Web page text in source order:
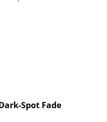
Spot Fade